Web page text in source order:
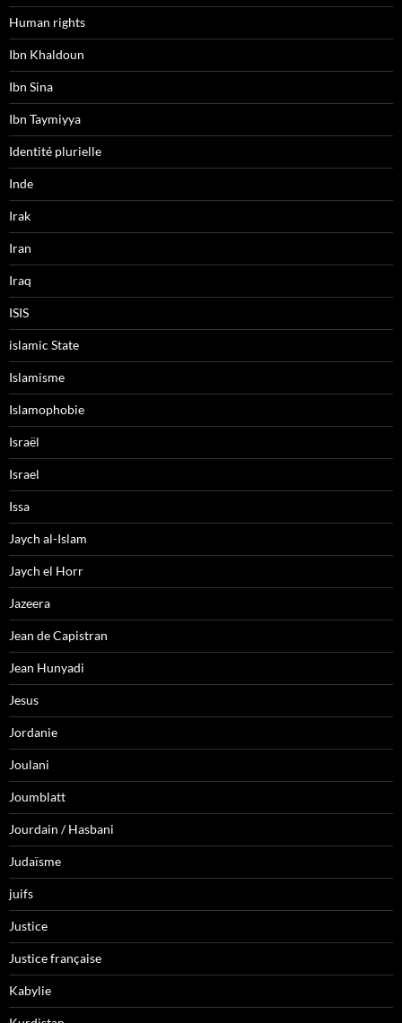
Human rights
Ibn Khaldoun
Ibn Sina
Ibn Taymiyya
Identité plurielle
Inde
Irak
Iran
Iraq
ISIS
islamic State
Islamisme
Islamophobie
Israël
Israel
Issa
Jaych al-Islam
Jaych el Horr
Jazeera
Jean de Capistran
Jean Hunyadi
Jesus
Jordanie
Joulani
Joumblatt
Jourdain / Hasbani
Judaïsme
juifs
Justice
Justice française
Kabylie